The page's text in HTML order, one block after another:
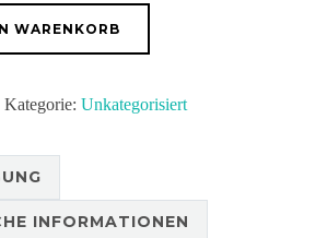
WARENKORB
Kategorie: Unkategorisiert
INFORMATIONEN